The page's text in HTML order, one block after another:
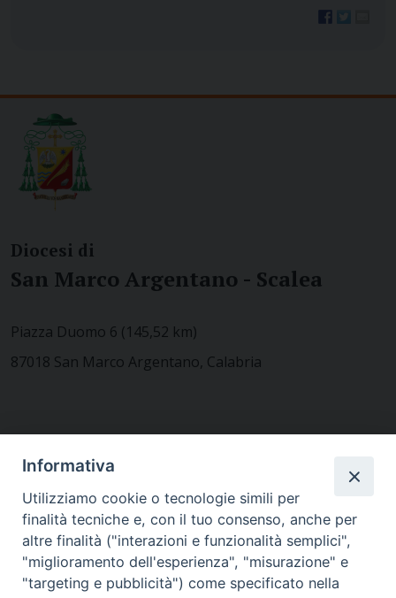
Diocesi di
San Marco Argentano - Scalea
Piazza Duomo 6 (145,52 km)
87018 San Marco Argentano, Calabria
MODULISTICA
WEBMAIL
Informativa
Utilizziamo cookie o tecnologie simili per
finalità tecniche e, con il tuo consenso, anche per
altre finalità ("interazioni e funzionalità semplici",
"miglioramento dell'esperienza", "misurazione" e
"targeting e pubblicità") come specificato nella